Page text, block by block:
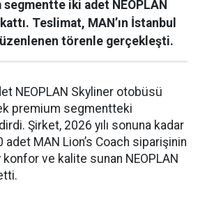
segmentte iki adet NEOPLAN
Teslimat, MAN’ın İstanbul
törenle gerçekleşti.
NEOPLAN Skyliner otobüsü
premium segmentteki
Şirket, 2026 yılı sonuna kadar
MAN Lion’s Coach siparişinin
konfor ve kalite sunan NEOPLAN